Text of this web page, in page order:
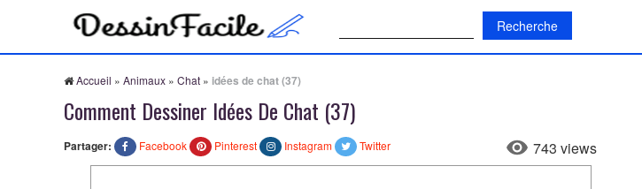
Accueil » Animaux » Chat » idées de chat (37)
Comment Dessiner Idées De Chat (37)
Partager: Facebook Pinterest Instagram Twitter 743 views